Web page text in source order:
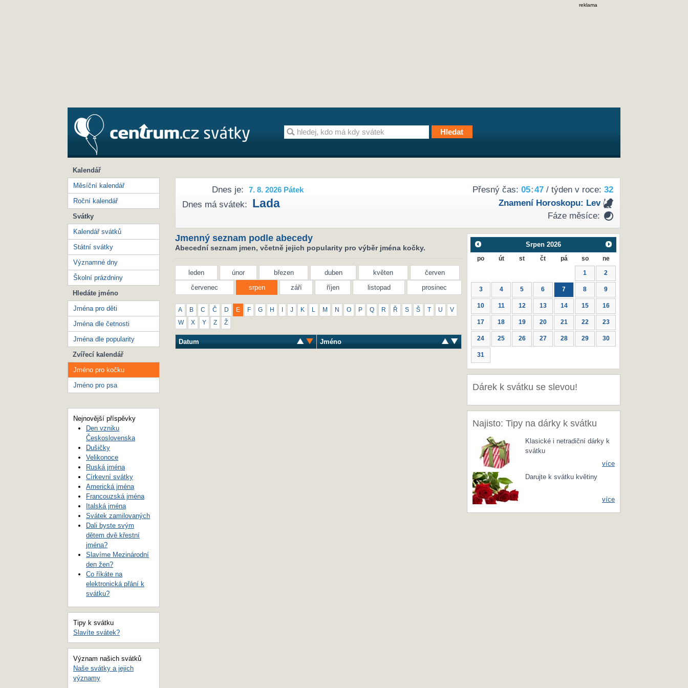
reklama
Přesný čas: 05 47/ týden v roce: 32
Znamení Horoskopu: Lev
Fáze měsíce:
Dnes je: 7. 8. 2026 Pátek
Dnes má svátek: Lada
Jmenný seznam podle abecedy
Abecední seznam jmen, včetně jejich popularity pro výběr jména kočky.
leden únor březen duben květen
červen
červenec
srpen září říjen listopad prosinec
A B C Č D E F G H J K M N O P Q R Ř S Š T U V
W X Y Z Ž
Datum Jméno
Srpen 2026
po út st čt pá so ne
1 2
3 4 5 6 7 8 9
10 11 12 13 14 15 16
17 18 19 20 21 22 23
24 25 26 27 28 29 30
31
Dárek k svátku se slevou!
Najisto: Tipy na dárky k svátku
Klasické i netradiční dárky k
svátku
více
Darujte k svátku květiny
více
Kalendář
Měsíční kalendář
Roční kalendář
Svátky
Kalendář svátků
Státní svátky
Významné dny
Školní prázdniny
Hledáte jméno
Jména pro děti
Jména dle četnosti
Jména dle popularity
Zvířecí kalendář
Jméno pro kočku
Jméno pro psa
Nejnovější příspěvky
Den vzniku
Československa
Dušičky
Velikonoce
Ruská jména
Církevní svátky
Americká jména
Francouzská jména
Italská jména
Svátek zamilovaných
Dali byste svým
dětem dvě křestní
jména?
Slavíme Mezinárodní
den žen?
Co říkáte na
elektronická přání k
svátku?
Tipy k svátku
Slavíte svátek?
Význam našich svátků
Naše svátky a jejich
významy